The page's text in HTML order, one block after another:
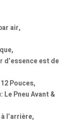
air,
d’essence est de
Pouces,
Le Pneu Avant &
l’arrière,